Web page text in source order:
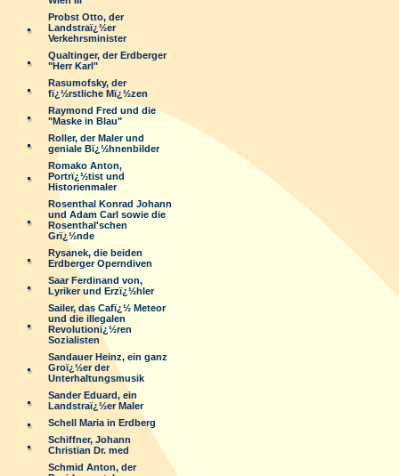
Probst Otto, der
Landstraï¿½er
Verkehrsminister
Qualtinger, der Erdberger
"Herr Karl"
Rasumofsky, der
fï¿½rstliche Mï¿½zen
Raymond Fred und die
"Maske in Blau"
Roller, der Maler und
geniale Bï¿½hnenbilder
Romako Anton,
Portrï¿½tist und
Historienmaler
Rosenthal Konrad Johann
und Adam Carl sowie die
Rosenthal'schen
Grï¿½nde
Rysanek, die beiden
Erdberger Operndiven
Saar Ferdinand von,
Lyriker und Erzï¿½hler
Sailer, das Cafï¿½ Meteor
und die illegalen
Revolutionï¿½ren
Sozialisten
Sandauer Heinz, ein ganz
Groï¿½er der
Unterhaltungsmusik
Sander Eduard, ein
Landstraï¿½er Maler
Schell Maria in Erdberg
Schiffner, Johann
Christian Dr. med
Schmid Anton, der